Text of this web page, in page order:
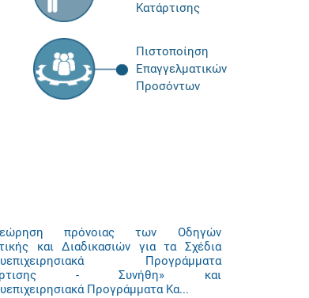
Κατάρτισης
Πιστοποίηση
Επαγγελματικών
Προσόντων
πρόνοιας των Οδηγών
και Διαδικασιών για τα Σχέδια
Προγράμματα
- Συνήθη» και
Προγράμματα Κα...